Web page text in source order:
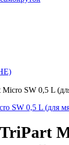
Micro SW 0,5 L